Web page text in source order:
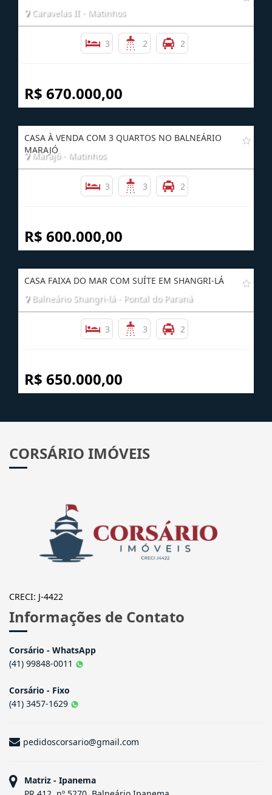
Caravelas II - Matinhos
3 2 2
R$ 670.000,00
CASA À VENDA COM 3 QUARTOS NO BALNEÁRIO
MARAJÓ
Marajó - Matinhos
3 3 2
R$ 600.000,00
CASA FAIXA DO MAR COM SUÍTE EM SHANGRI-LÁ
Balneário Shangri-lá - Pontal do Paraná
3 3 2
R$ 650.000,00
CORSÁRIO IMÓVEIS
CRECI: J-4422
Informações de Contato
Corsário - WhatsApp
(41) 99848-0011
Corsário - Fixo
(41) 3457-1629
pedidoscorsario@gmail.com
Matriz - Ipanema